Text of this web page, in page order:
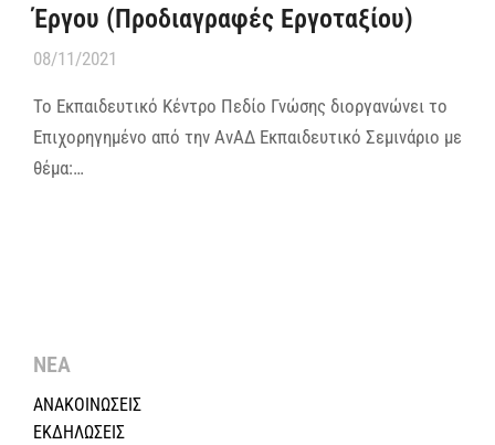
Έργου (Προδιαγραφές Εργοταξίου)
08/11/2021
Το Εκπαιδευτικό Κέντρο Πεδίο Γνώσης διοργανώνει το
Επιχορηγημένο από την ΑνΑΔ Εκπαιδευτικό Σεμινάριο με
θέμα:…
ΝΕΑ
ΑΝΑΚΟΙΝΩΣΕΙΣ
ΕΚΔΗΛΩΣΕΙΣ